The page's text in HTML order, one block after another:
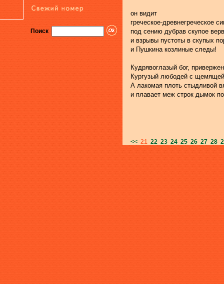
Поиск
он видит
греческое-древнегреческое
под сению дубрав скупое
и взрывы пустоты в скупых
и Пушкина козлиные следы!
Кудрявоглазый бог,
Кургузый любодей с
А лакомая плоть стыдливой
и плавает меж строк дымок
<< 21 22 23 24 25 26 27 28